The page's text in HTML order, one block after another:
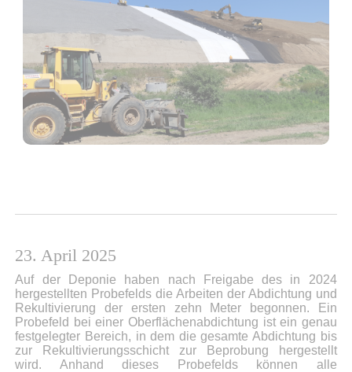
23. April 2025
Auf der Deponie haben nach Freigabe des in 2024
hergestellten Probefelds die Arbeiten der Abdichtung und
Rekultivierung der ersten zehn Meter begonnen. Ein
Probefeld bei einer Oberflächenabdichtung ist ein genau
festgelegter Bereich, in dem die gesamte Abdichtung bis
zur Rekultivierungsschicht zur Beprobung hergestellt
wird. Anhand dieses Probefelds können alle